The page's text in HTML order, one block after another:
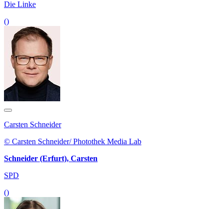
Die Linke
()
Carsten Schneider
© Carsten Schneider/ Photothek Media Lab
Schneider (Erfurt), Carsten
SPD
()